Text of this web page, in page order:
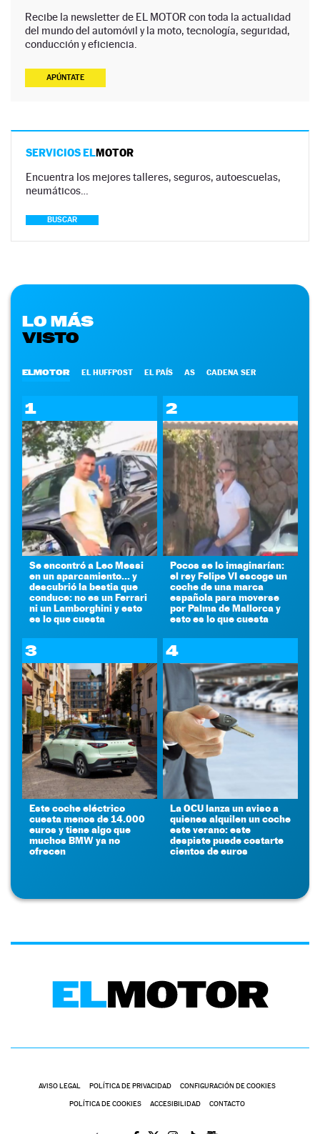
Recibe la newsletter de EL MOTOR con toda la actualidad
del mundo del automóvil y la moto, tecnología, seguridad,
conducción y eficiencia.
APÚNTATE
SERVICIOS ELMOTOR
Encuentra los mejores talleres, seguros, autoescuelas,
neumáticos…
BUSCAR
LO MÁS
VISTO
ELMOTOR EL HUFFPOST EL PAÍS AS CADENA SER
1
Se encontró a Leo Messi
en un aparcamiento... y
descubrió la bestia que
conduce: no es un Ferrari
ni un Lamborghini y esto
es lo que cuesta
2
Pocos se lo imaginarían:
el rey Felipe VI escoge un
coche de una marca
española para moverse
por Palma de Mallorca y
esto es lo que cuesta
3
Este coche eléctrico
cuesta menos de 14.000
euros y tiene algo que
muchos BMW ya no
ofrecen
4
La OCU lanza un aviso a
quienes alquilen un coche
este verano: este
despiste puede costarte
cientos de euros
AVISO LEGAL POLÍTICA DE PRIVACIDAD CONFIGURACIÓN DE COOKIES
POLÍTICA DE COOKIES ACCESIBILIDAD CONTACTO